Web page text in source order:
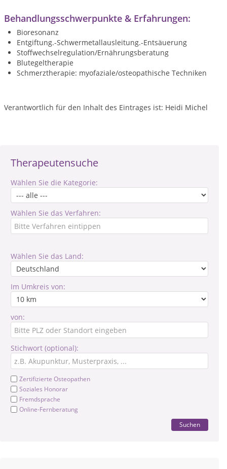
Therapeutensuche
Wählen Sie die Kategorie:
Wählen Sie das Verfahren:
Wählen Sie das Land:
Im Umkreis von:
von:
Stichwort (optional):
Zertifizierte Osteopathen
Soziales Honorar
Fremdsprache
Online-Fernberatung
Suchen
Behandlungsschwerpunkte & Erfahrungen:
Bioresonanz
Entgiftung.-Schwermetallausleitung.-Entsäuerung
Stoffwechselregulation/Ernährungsberatung
Blutegeltherapie
Schmerztherapie: myofaziale/osteopathische Techniken
Verantwortlich für den Inhalt des Eintrages ist: Heidi Michel